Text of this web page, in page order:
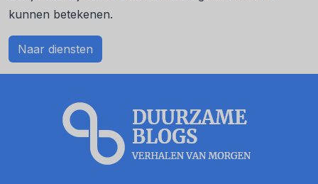
kunnen betekenen.
Naar diensten